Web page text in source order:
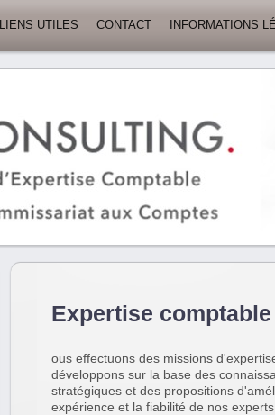
LIENS UTILES CONTACT INFORMATIONS
Expertise comptable
ous effectuons des missions
développons sur la base des
stratégiques et des propositions
expérience et la fiabilité de nos